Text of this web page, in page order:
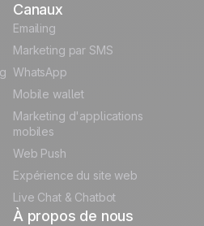
Canaux
Emailing
Marketing par SMS
WhatsApp
Mobile wallet
Marketing d'applications
mobiles
Web Push
Expérience du site web
Live Chat & Chatbot
À propos de nous